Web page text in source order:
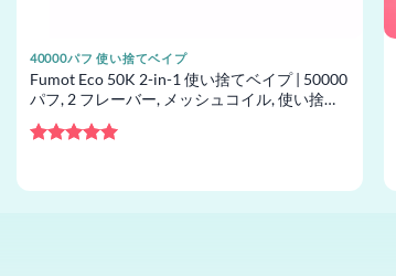
40000パフ 使い捨てベイプ
Fumot Eco 50K 2-in-1 使い捨てベイプ | 50000
パフ, 2 フレーバー, メッシュコイル, 使い捨て
ベイプ卸売